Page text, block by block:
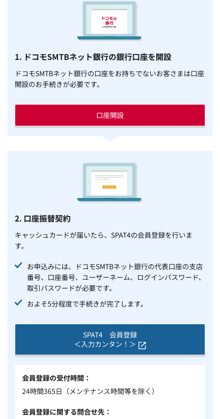
1. ドコモSMTBネット銀行の銀行口座を開設
ドコモSMTBネット銀行の口座をお持ちでないお客さまは口座
開設のお手続きが必要です。
口座開設
2. 口座振替契約
キャッシュカードが届いたら、SPAT4の会員登録を行いま
す。
お申込みには、ドコモSMTBネット銀行の代表口座の支店
番号、口座番号、ユーザーネーム、ログインパスワード、
取引パスワードが必要です。
およそ5分程度で手続きが完了します。
SPAT4 会員登録
＜入力カンタン！＞
会員登録の受付時間
24時間365日（メンテナンス時間等を除く）
会員登録に関する問合せ先